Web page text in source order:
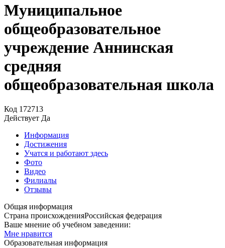
Муниципальное
общеобразовательное
учреждение Аннинская
средняя
общеобразовательная школа
Код 172713
Действует Да
Информация
Достижения
Учатся и работают здесь
Фото
Видео
Филиалы
Отзывы
Общая информация
Страна происхожденияРоссийская федерация
Ваше мнение об учебном заведении:
Мне нравится
Образовательная информация